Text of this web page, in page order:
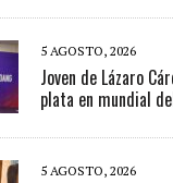
5 AGOSTO, 2026
Joven de Lázaro
plata en mundial
5 AGOSTO, 2026